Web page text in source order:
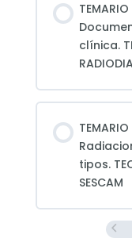
clínica.
tipos.
SESCAM